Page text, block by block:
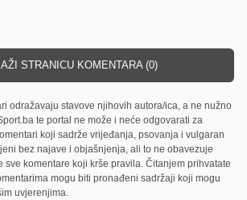
STRANICU KOMENTARA (0)
odražavaju stavove njihovih autora/ica, a ne nužno
te portal ne može i neće odgovarati za
koji sadrže vrijeđanja, psovanja i vulgaran
bez najave i objašnjenja, ali to ne obavezuje
sve komentare koji krše pravila. Čitanjem prihvatate
mogu biti pronađeni sadržaji koji mogu
uvjerenjima.